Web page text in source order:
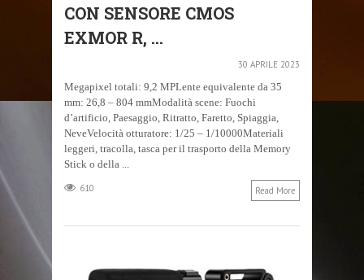
CON SENSORE CMOS
EXMOR R, ...
30 APRILE 2023
Megapixel totali: 9,2 MPLente equivalente da 35
mm: 26,8 – 804 mmModalità scene: Fuochi
d’artificio, Paesaggio, Ritratto, Faretto, Spiaggia,
NeveVelocità otturatore: 1/25 – 1/10000Materiali
leggeri, tracolla, tasca per il trasporto della Memory
Stick o della ...
610 Read More